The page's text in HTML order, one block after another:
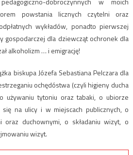
powstania licznych czytelni oraz
wykładów, ponadto pierwszej
gospodarczej dla dziewcząt ochronek dla
alkoholizm … i emigrację!
biskupa Józefa Sebastiana Pelczara dla
ochędóstwa (czyli higieny ducha
używaniu tytoniu oraz tabaki, o ubiorze
się na ulicy i w miejscach publicznych, o
oraz duchownymi, o składaniu wizyt, o
wizyt.